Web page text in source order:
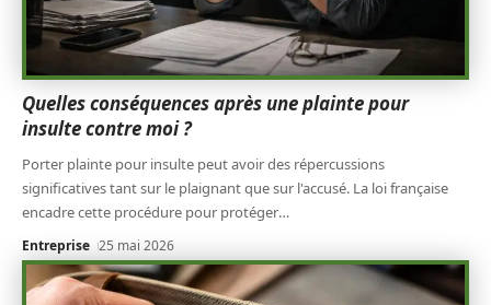
Quelles conséquences après une plainte pour
insulte contre moi ?
Porter plainte pour insulte peut avoir des répercussions
significatives tant sur le plaignant que sur l'accusé. La loi française
encadre cette procédure pour protéger…
Entreprise 25 mai 2026